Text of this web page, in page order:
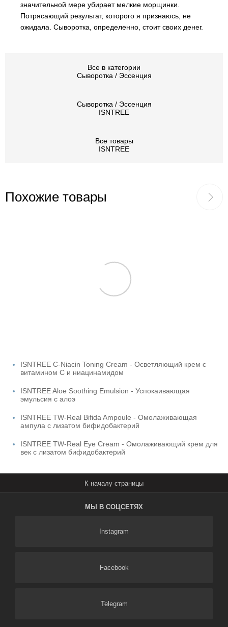
значительной мере убирает мелкие морщинки.
Потрясающий результат, которого я признаюсь, не
ожидала. Сыворотка, определенно, стоит своих денег.
Все в категории
Сыворотка / Эссенция
Сыворотка / Эссенция
ISNTREE
Все товары
ISNTREE
Похожие товары
ISNTREE C-Niacin Toning Cream - Осветляющий крем с
витамином С и ниацинамидом
ISNTREE Aloe Soothing Emulsion - Успокаивающая
эмульсия с алоэ
ISNTREE TW-Real Bifida Ampoule - Омолаживающая
ампула с лизатом бифидобактерий
ISNTREE TW-Real Eye Cream - Омолаживающий крем для
век с лизатом бифидобактерий
МЫ В СОЦСЕТЯХ